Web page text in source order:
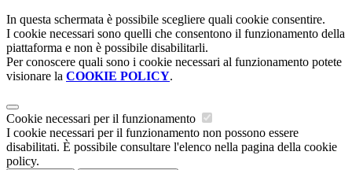
In questa schermata è possibile scegliere quali cookie consentire.
I cookie necessari sono quelli che consentono il funzionamento della
piattaforma e non è possibile disabilitarli.
Per conoscere quali sono i cookie necessari al funzionamento potete
visionare la COOKIE POLICY.
Cookie necessari per il funzionamento
I cookie necessari per il funzionamento non possono essere
disabilitati. È possibile consultare l'elenco nella pagina della cookie
policy.